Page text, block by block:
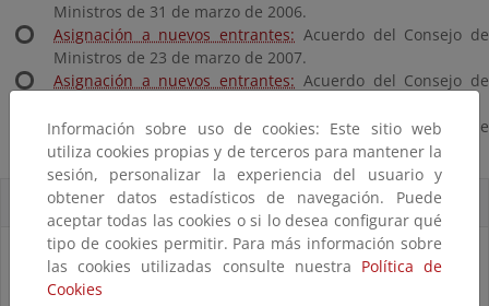
Ministros de 31 de marzo de 2006.
Asignación a nuevos entrantes: Acuerdo del Consejo de
Ministros de 23 de marzo de 2007.
Asignación a nuevos entrantes: Acuerdo del Consejo de
Asignación a nuevos entrantes:Acuerdo del Consejo de
Ministros de 4 de abril de 2008.
Novedades Comercio derechos de emisión de la UE
Información sobre uso de cookies: Este sitio web
utiliza cookies propias y de terceros para mantener la
sesión, personalizar la experiencia del usuario y
obtener datos estadísticos de navegación. Puede
aceptar todas las cookies o si lo desea configurar qué
tipo de cookies permitir. Para más información sobre
las cookies utilizadas consulte nuestra Política de
Cookies